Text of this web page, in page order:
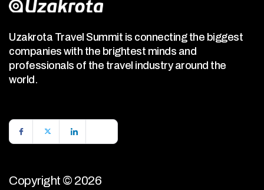
Uzakrota Travel Summit is connecting the biggest
companies with the brightest minds and
professionals of the travel industry around the
world.
Copyright © 2026